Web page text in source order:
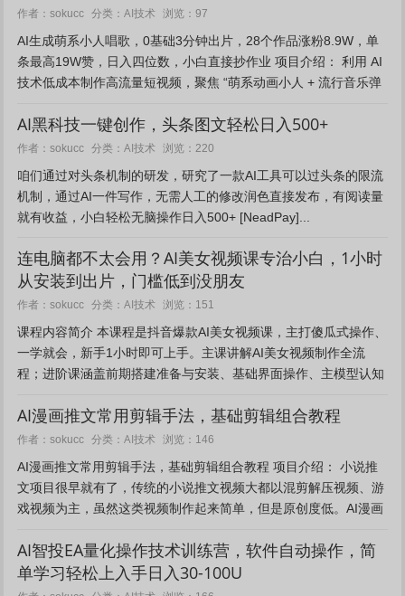
作者：sokucc 分类： AI技术 浏览：97
AI生成萌系小人唱歌，0基础3分钟出片，28个作品涨粉8.9W，单
条最高19W赞，日入四位数，小白直接抄作业 项目介绍： 利用 AI
技术低成本制作高流量短视频，聚焦 “萌系动画小人 + 流行音乐弹
AI黑科技一键创作，头条图文轻松日入500+
作者：sokucc 分类： AI技术 浏览：220
咱们通过对头条机制的研发，研究了一款AI工具可以过头条的限流
机制，通过AI一件写作，无需人工的修改润色直接发布，有阅读量
就有收益，小白轻松无脑操作日入500+ [NeadPay]...
连电脑都不太会用？AI美女视频课专治小白，1小时
从安装到出片，门槛低到没朋友
作者：sokucc 分类： AI技术 浏览：151
课程内容简介 本课程是抖音爆款AI美女视频课，主打傻瓜式操作、
一学就会，新手1小时即可上手。主课讲解AI美女视频制作全流
程；进阶课涵盖前期搭建准备与安装、基础界面操作、主模型认知
AI漫画推文常用剪辑手法，基础剪辑组合教程
作者：sokucc 分类： AI技术 浏览：146
AI漫画推文常用剪辑手法，基础剪辑组合教程 项目介绍： 小说推
文项目很早就有了，传统的小说推文视频大都以混剪解压视频、游
戏视频为主，虽然这类视频制作起来简单，但是原创度低。AI漫画
AI智投EA量化操作技术训练营，软件自动操作，简
单学习轻松上入手日入30-100U